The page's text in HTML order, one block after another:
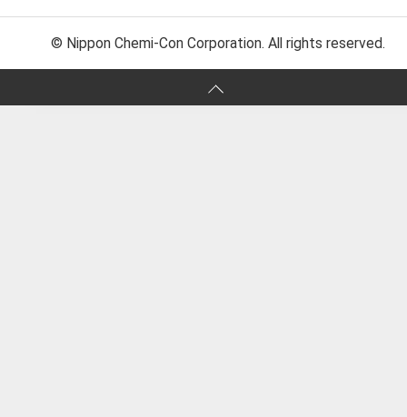
© Nippon Chemi-Con Corporation. All rights reserved.